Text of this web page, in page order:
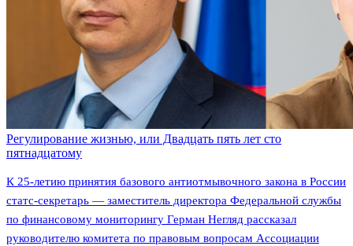
Регулирование жизнью, или Двадцать пять лет сто
пятнадцатому
К 25-летию принятия базового антиотмывочного закона в России
статс-секретарь — заместитель директора Федеральной службы
по финансовому мониторингу Герман Негляд рассказал
руководителю комитета по правовым вопросам Ассоциации